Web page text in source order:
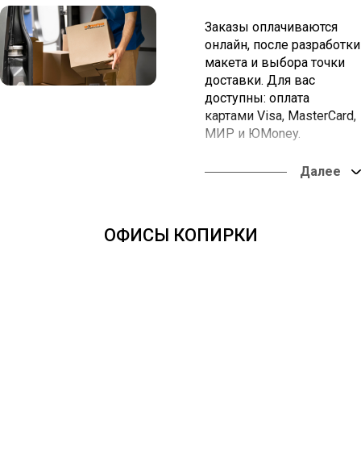
Заказы оплачиваются
онлайн, после разработки
макета и выбора точки
доставки. Для вас
доступны: оплата
картами Visa, MasterCard,
МИР и ЮMoney.
Вы можете забрать заказ
в наших офисах или
ОФИСЫ КОПИРКИ